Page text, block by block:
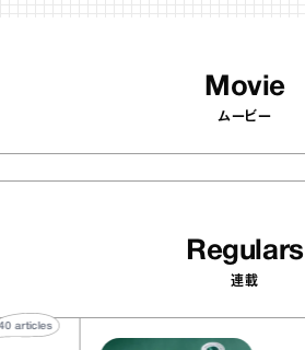
Movie
ムービー
Regulars
連載